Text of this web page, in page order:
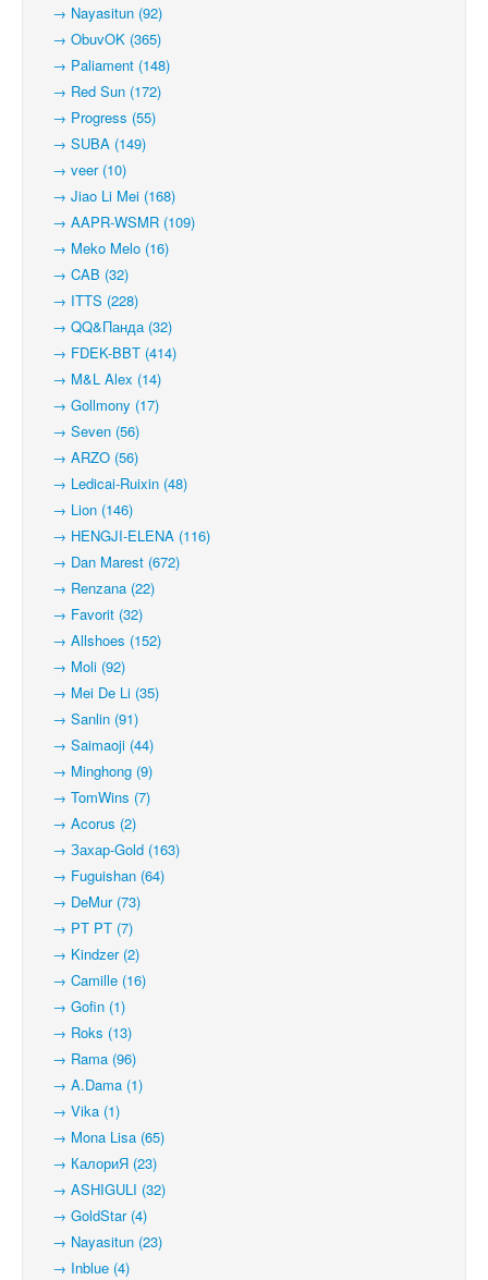
→ Nayasitun (92)
→ ObuvOK (365)
→ Paliament (148)
→ Red Sun (172)
→ Progress (55)
→ SUBA (149)
→ veer (10)
→ Jiao Li Mei (168)
→ AAPR-WSMR (109)
→ Meko Melo (16)
→ CAB (32)
→ ITTS (228)
→ QQ&Панда (32)
→ FDEK-BBT (414)
→ M&L Alex (14)
→ Gollmony (17)
→ Seven (56)
→ ARZO (56)
→ Ledicai-Ruixin (48)
→ Lion (146)
→ HENGJI-ELENA (116)
→ Dan Marest (672)
→ Renzana (22)
→ Favorit (32)
→ Allshoes (152)
→ Moli (92)
→ Mei De Li (35)
→ Sanlin (91)
→ Saimaoji (44)
→ Minghong (9)
→ TomWins (7)
→ Acorus (2)
→ Захар-Gold (163)
→ Fuguishan (64)
→ DeMur (73)
→ PT PT (7)
→ Kindzer (2)
→ Camille (16)
→ Gofin (1)
→ Roks (13)
→ Rama (96)
→ A.Dama (1)
→ Vika (1)
→ Mona Lisa (65)
→ КалориЯ (23)
→ ASHIGULI (32)
→ GoldStar (4)
→ Nayasitun (23)
→ Inblue (4)